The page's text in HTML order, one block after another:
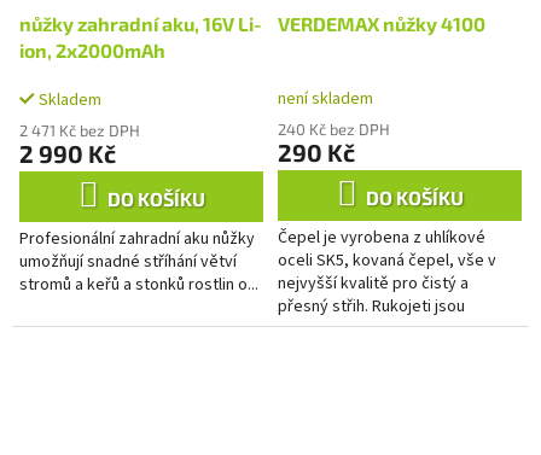
nůžky zahradní aku, 16V Li-
ion, 2x2000mAh
Skladem
2 471 Kč bez DPH
2 990 Kč
DO KOŠÍKU
Profesionální zahradní aku nůžky
umožňují snadné stříhání větví
stromů a keřů a stonků rostlin o...
VERDEMAX nůžky 4100
není skladem
240 Kč bez DPH
290 Kč
DO KOŠÍKU
Čepel je vyrobena z uhlíkové
oceli SK5, kovaná čepel, vše v
nejvyšší kvalitě pro čistý a
přesný střih. Rukojeti jsou
pokryty měkkým plastovým